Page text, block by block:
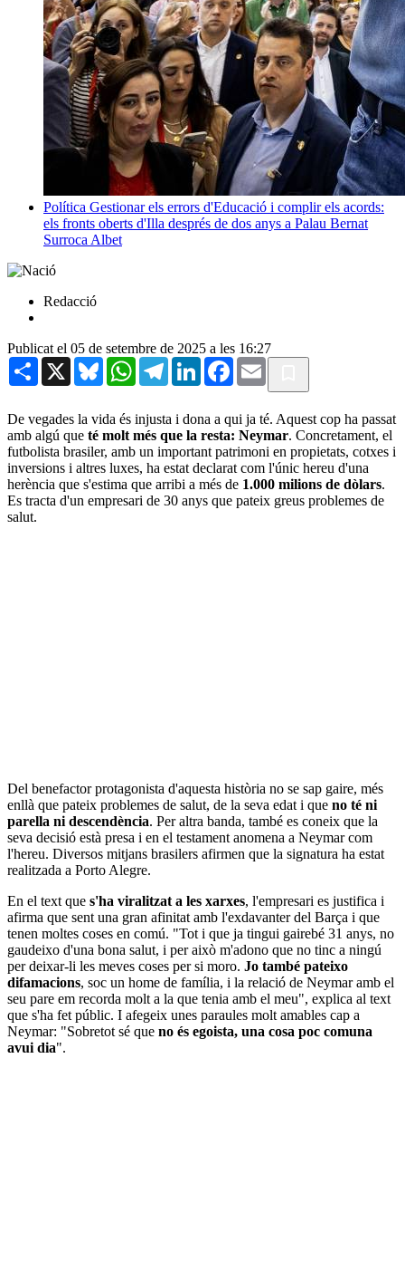
Política Gestionar els errors d'Educació i complir els acords:
els fronts oberts d'Illa després de dos anys a Palau Bernat
Surroca Albet
Redacció
Publicat el 05 de setembre de 2025 a les 16:27
Share X BlueskyWhatsAppTelegramLinkedInFacebook
Email
De vegades la vida és injusta i dona a qui ja té. Aquest cop ha passat
amb algú que té molt més que la resta: Neymar. Concretament, el
futbolista brasiler, amb un important patrimoni en propietats, cotxes i
inversions i altres luxes, ha estat declarat com l'únic hereu d'una
herència que s'estima que arribi a més de 1.000 milions de dòlars.
Es tracta d'un empresari de 30 anys que pateix greus problemes de
salut.
Del benefactor protagonista d'aquesta història no se sap gaire, més
enllà que pateix problemes de salut, de la seva edat i que no té ni
parella ni descendència. Per altra banda, també es coneix que la
seva decisió està presa i en el testament anomena a Neymar com
l'hereu. Diversos mitjans brasilers afirmen que la signatura ha estat
realitzada a Porto Alegre.
En el text que s'ha viralitzat a les xarxes, l'empresari es justifica i
afirma que sent una gran afinitat amb l'exdavanter del Barça i que
tenen moltes coses en comú. "Tot i que ja tingui gairebé 31 anys, no
gaudeixo d'una bona salut, i per això m'adono que no tinc a ningú
per deixar-li les meves coses per si moro. Jo també pateixo
difamacions, soc un home de família, i la relació de Neymar amb el
seu pare em recorda molt a la que tenia amb el meu", explica al text
que s'ha fet públic. I afegeix unes paraules molt amables cap a
Neymar: "Sobretot sé que no és egoista, una cosa poc comuna
avui dia".